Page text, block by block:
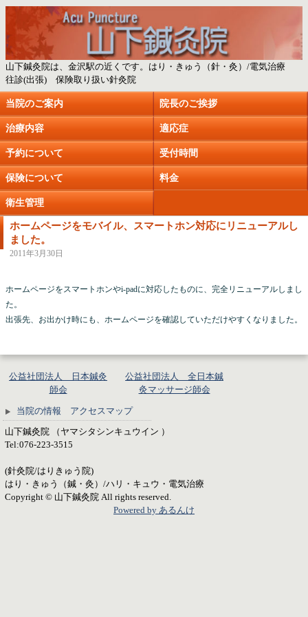
山下鍼灸院は、金沢駅の近くです。はり・きゅう（針・灸）/電気治療
往診(出張) 保険取り扱い針灸院
当院のご案内 院長のご挨拶
治療内容 適応症
予約について 受付時間
保険について 料金
衛生管理
ホームページをモバイル、スマートホン対応にリニューアルし
ました。
2011年3月30日
ホームページをスマートホンやi-padに対応したものに、完全リニューアルしまし
た。
出張先、お出かけ時にも、ホームページを確認していただけやすくなりました。
公益社団法人 日本鍼灸
師会
公益社団法人 全日本鍼
灸マッサージ師会
当院の情報 アクセスマップ
山下鍼灸院 （ヤマシタシンキュウイン ）
Tel:076-223-3515
(針灸院/はりきゅう院)
はり・きゅう（鍼・灸）/ハリ・キュウ・電気治療
Copyright © 山下鍼灸院 All rights reserved.
Powered by あるんけ